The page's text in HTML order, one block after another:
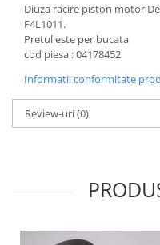
Diuza racire piston motor
F4L1011.
Pretul este per bucata
cod piesa : 04178452
Informatii conformitate
Review-uri(0)